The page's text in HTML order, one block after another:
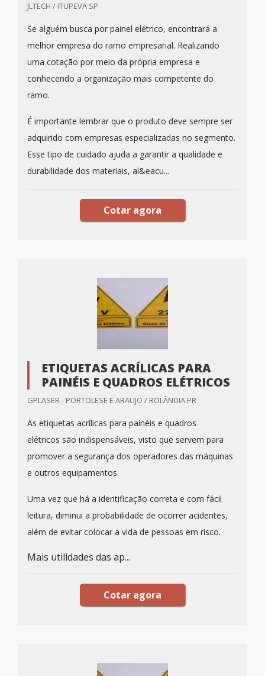
JLTECH / ITUPEVA SP
Se alguém busca por painel elétrico, encontrará a
melhor empresa do ramo empresarial. Realizando
uma cotação por meio da própria empresa e
conhecendo a organização mais competente do
ramo.
É importante lembrar que o produto deve sempre ser
adquirido com empresas especializadas no segmento.
Esse tipo de cuidado ajuda a garantir a qualidade e
durabilidade dos materiais, al&eacu...
Cotar agora
ETIQUETAS ACRÍLICAS PARA
PAINÉIS E QUADROS ELÉTRICOS
GPLASER - PORTOLESE E ARAUJO / ROLÂNDIA PR
As etiquetas acrílicas para painéis e quadros
elétricos são indispensáveis, visto que servem para
promover a segurança dos operadores das máquinas
e outros equipamentos.
Uma vez que há a identificação correta e com fácil
leitura, diminui a probabilidade de ocorrer acidentes,
além de evitar colocar a vida de pessoas em risco.
Mais utilidades das ap...
Cotar agora